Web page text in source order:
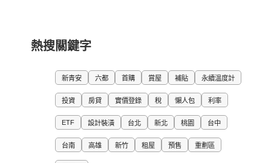
熱搜關鍵字
新青安 六都 首購 賞屋 補貼 永續溫度計
投資 房貸 實價登錄 稅 懶人包 利率
ETF 設計裝潢 台北 新北 桃園 台中
台南 高雄 新竹 租屋 預售 重劃區